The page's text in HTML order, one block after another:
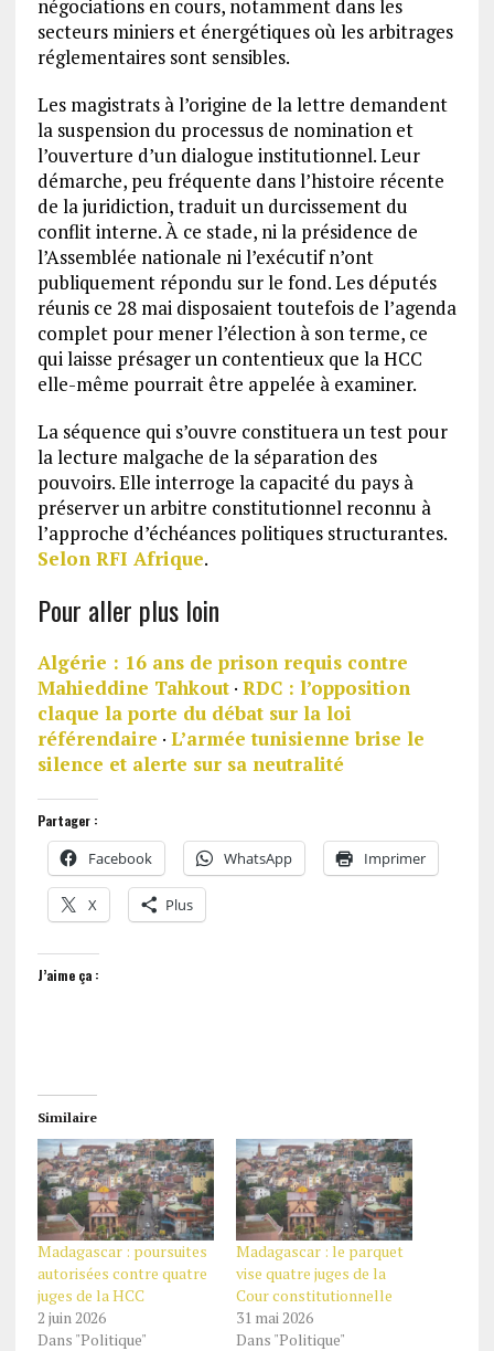
négociations en cours, notamment dans les
secteurs miniers et énergétiques où les arbitrages
réglementaires sont sensibles.
Les magistrats à l’origine de la lettre demandent
la suspension du processus de nomination et
l’ouverture d’un dialogue institutionnel. Leur
démarche, peu fréquente dans l’histoire récente
de la juridiction, traduit un durcissement du
conflit interne. À ce stade, ni la présidence de
l’Assemblée nationale ni l’exécutif n’ont
publiquement répondu sur le fond. Les députés
réunis ce 28 mai disposaient toutefois de l’agenda
complet pour mener l’élection à son terme, ce
qui laisse présager un contentieux que la HCC
elle-même pourrait être appelée à examiner.
La séquence qui s’ouvre constituera un test pour
la lecture malgache de la séparation des
pouvoirs. Elle interroge la capacité du pays à
préserver un arbitre constitutionnel reconnu à
l’approche d’échéances politiques structurantes.
Selon RFI Afrique.
Pour aller plus loin
Algérie : 16 ans de prison requis contre
Mahieddine Tahkout· RDC : l’opposition
claque la porte du débat sur la loi
référendaire · L’armée tunisienne brise le
silence et alerte sur sa neutralité
Partager :
Facebook WhatsApp Imprimer
X Plus
J’aime ça :
Similaire
Madagascar : poursuites
autorisées contre quatre
juges de la HCC
2 juin 2026
Dans "Politique"
Madagascar : le parquet
vise quatre juges de la
Cour constitutionnelle
31 mai 2026
Dans "Politique"